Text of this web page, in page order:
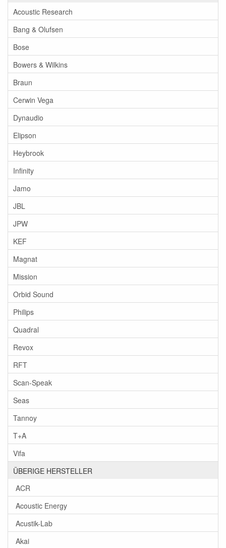
Acoustic Research
Bang & Olufsen
Bose
Bowers & Wilkins
Braun
Cerwin Vega
Dynaudio
Elipson
Heybrook
Infinity
Jamo
JBL
JPW
KEF
Magnat
Mission
Orbid Sound
Philips
Quadral
Revox
RFT
Scan-Speak
Seas
Tannoy
T+A
Vifa
ÜBERIGE HERSTELLER
ACR
Acoustic Energy
Acustik-Lab
Akai